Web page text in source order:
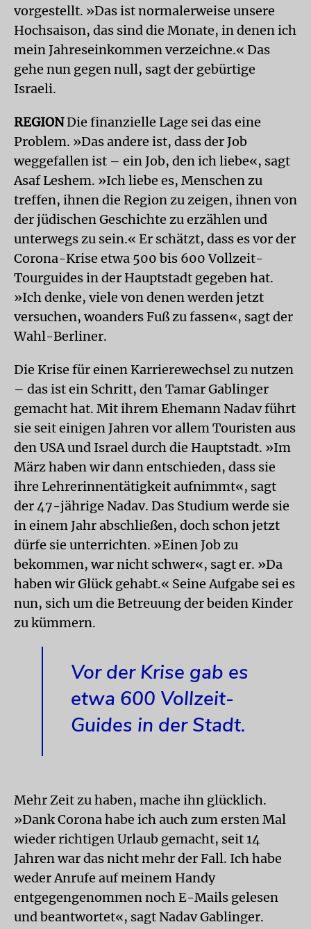
vorgestellt. »Das ist normalerweise unsere
Hochsaison, das sind die Monate, in denen ich
mein Jahreseinkommen verzeichne.« Das
gehe nun gegen null, sagt der gebürtige
Israeli.
REGIONDie finanzielle Lage sei das eine
Problem. »Das andere ist, dass der Job
weggefallen ist – ein Job, den ich liebe«, sagt
Asaf Leshem. »Ich liebe es, Menschen zu
treffen, ihnen die Region zu zeigen, ihnen von
der jüdischen Geschichte zu erzählen und
unterwegs zu sein.« Er schätzt, dass es vor der
Corona-Krise etwa 500 bis 600 Vollzeit-
Tourguides in der Hauptstadt gegeben hat.
»Ich denke, viele von denen werden jetzt
versuchen, woanders Fuß zu fassen«, sagt der
Wahl-Berliner.
Die Krise für einen Karrierewechsel zu nutzen
– das ist ein Schritt, den Tamar Gablinger
gemacht hat. Mit ihrem Ehemann Nadav führt
sie seit einigen Jahren vor allem Touristen aus
den USA und Israel durch die Hauptstadt. »Im
März haben wir dann entschieden, dass sie
ihre Lehrerinnentätigkeit aufnimmt«, sagt
der 47-jährige Nadav. Das Studium werde sie
in einem Jahr abschließen, doch schon jetzt
dürfe sie unterrichten. »Einen Job zu
bekommen, war nicht schwer«, sagt er. »Da
haben wir Glück gehabt.« Seine Aufgabe sei es
nun, sich um die Betreuung der beiden Kinder
zu kümmern.
Vor der Krise gab es
etwa 600 Vollzeit-
Guides in der Stadt.
Mehr Zeit zu haben, mache ihn glücklich.
»Dank Corona habe ich auch zum ersten Mal
wieder richtigen Urlaub gemacht, seit 14
Jahren war das nicht mehr der Fall. Ich habe
weder Anrufe auf meinem Handy
entgegengenommen noch E-Mails gelesen
und beantwortet«, sagt Nadav Gablinger.